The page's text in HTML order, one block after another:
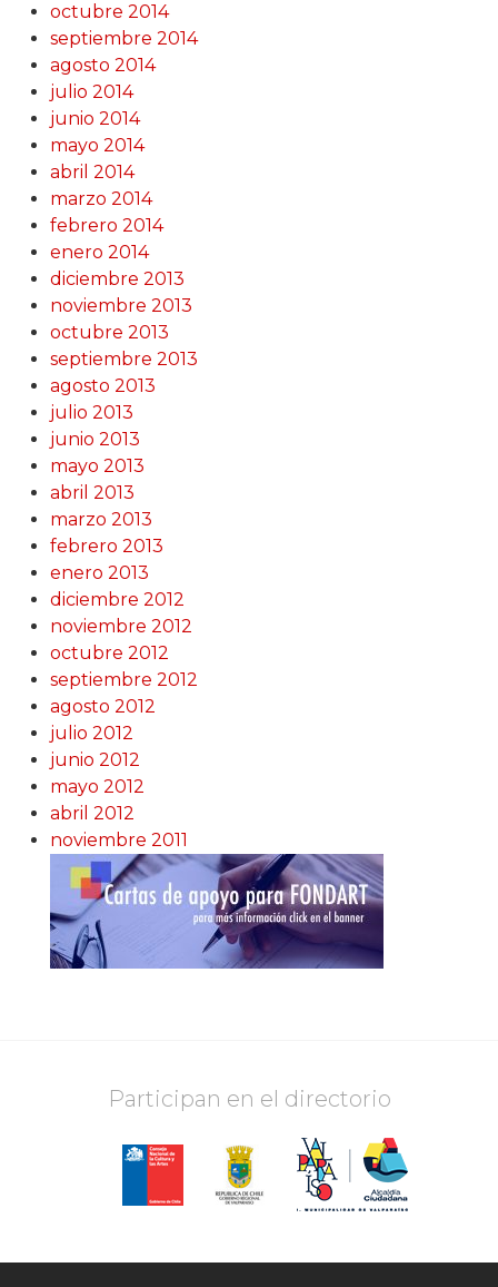
octubre 2014
septiembre 2014
agosto 2014
julio 2014
junio 2014
mayo 2014
abril 2014
marzo 2014
febrero 2014
enero 2014
diciembre 2013
noviembre 2013
octubre 2013
septiembre 2013
agosto 2013
julio 2013
junio 2013
mayo 2013
abril 2013
marzo 2013
febrero 2013
enero 2013
diciembre 2012
noviembre 2012
octubre 2012
septiembre 2012
agosto 2012
julio 2012
junio 2012
mayo 2012
abril 2012
noviembre 2011
Participan en el directorio